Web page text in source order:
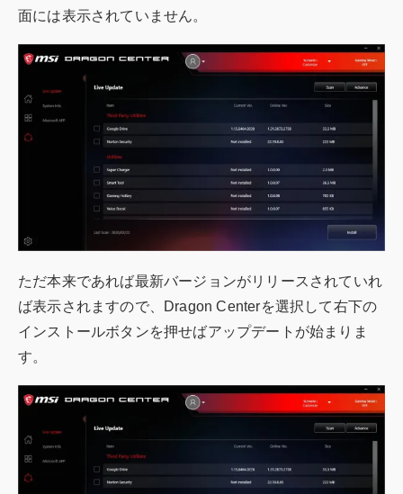
面には表示されていません。
ただ本来であれば最新バージョンがリリースされていれ
ば表示されますので、Dragon Centerを選択して右下の
インストールボタンを押せばアップデートが始まりま
す。